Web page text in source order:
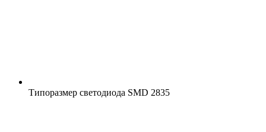
Типоразмер светодиода SMD 2835